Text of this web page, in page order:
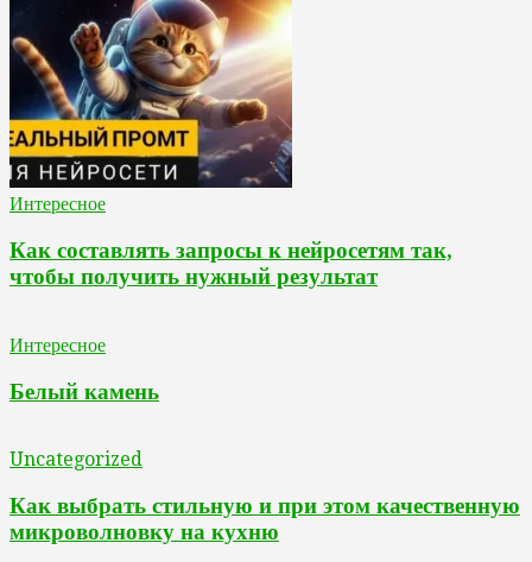
Интересное
Как составлять запросы к нейросетям так,
чтобы получить нужный результат
Интересное
Белый камень
Uncategorized
Как выбрать стильную и при этом качественную
микроволновку на кухню